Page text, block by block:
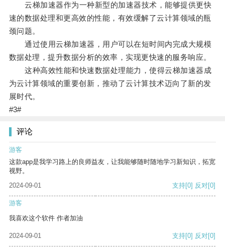
云梯加速器作为一种新型的加速器技术，能够提供更快
速的数据处理和更高效的性能，有效缓解了云计算领域的瓶
颈问题。
通过使用云梯加速器，用户可以在短时间内完成大规模
数据处理，提升数据分析的效率，实现更快速的服务响应。
这种高效性能和快速数据处理能力，使得云梯加速器成
为云计算领域的重要创新，推动了云计算技术迈向了新的发
展时代。
#3#
评论
游客
这款app是我学习路上的良师益友，让我能够随时随地学习新知识，拓宽
视野。
2024-09-01
支持[0] 反对[0]
游客
我喜欢这个软件 作者加油
2024-09-01 支持[0] 反对[0]